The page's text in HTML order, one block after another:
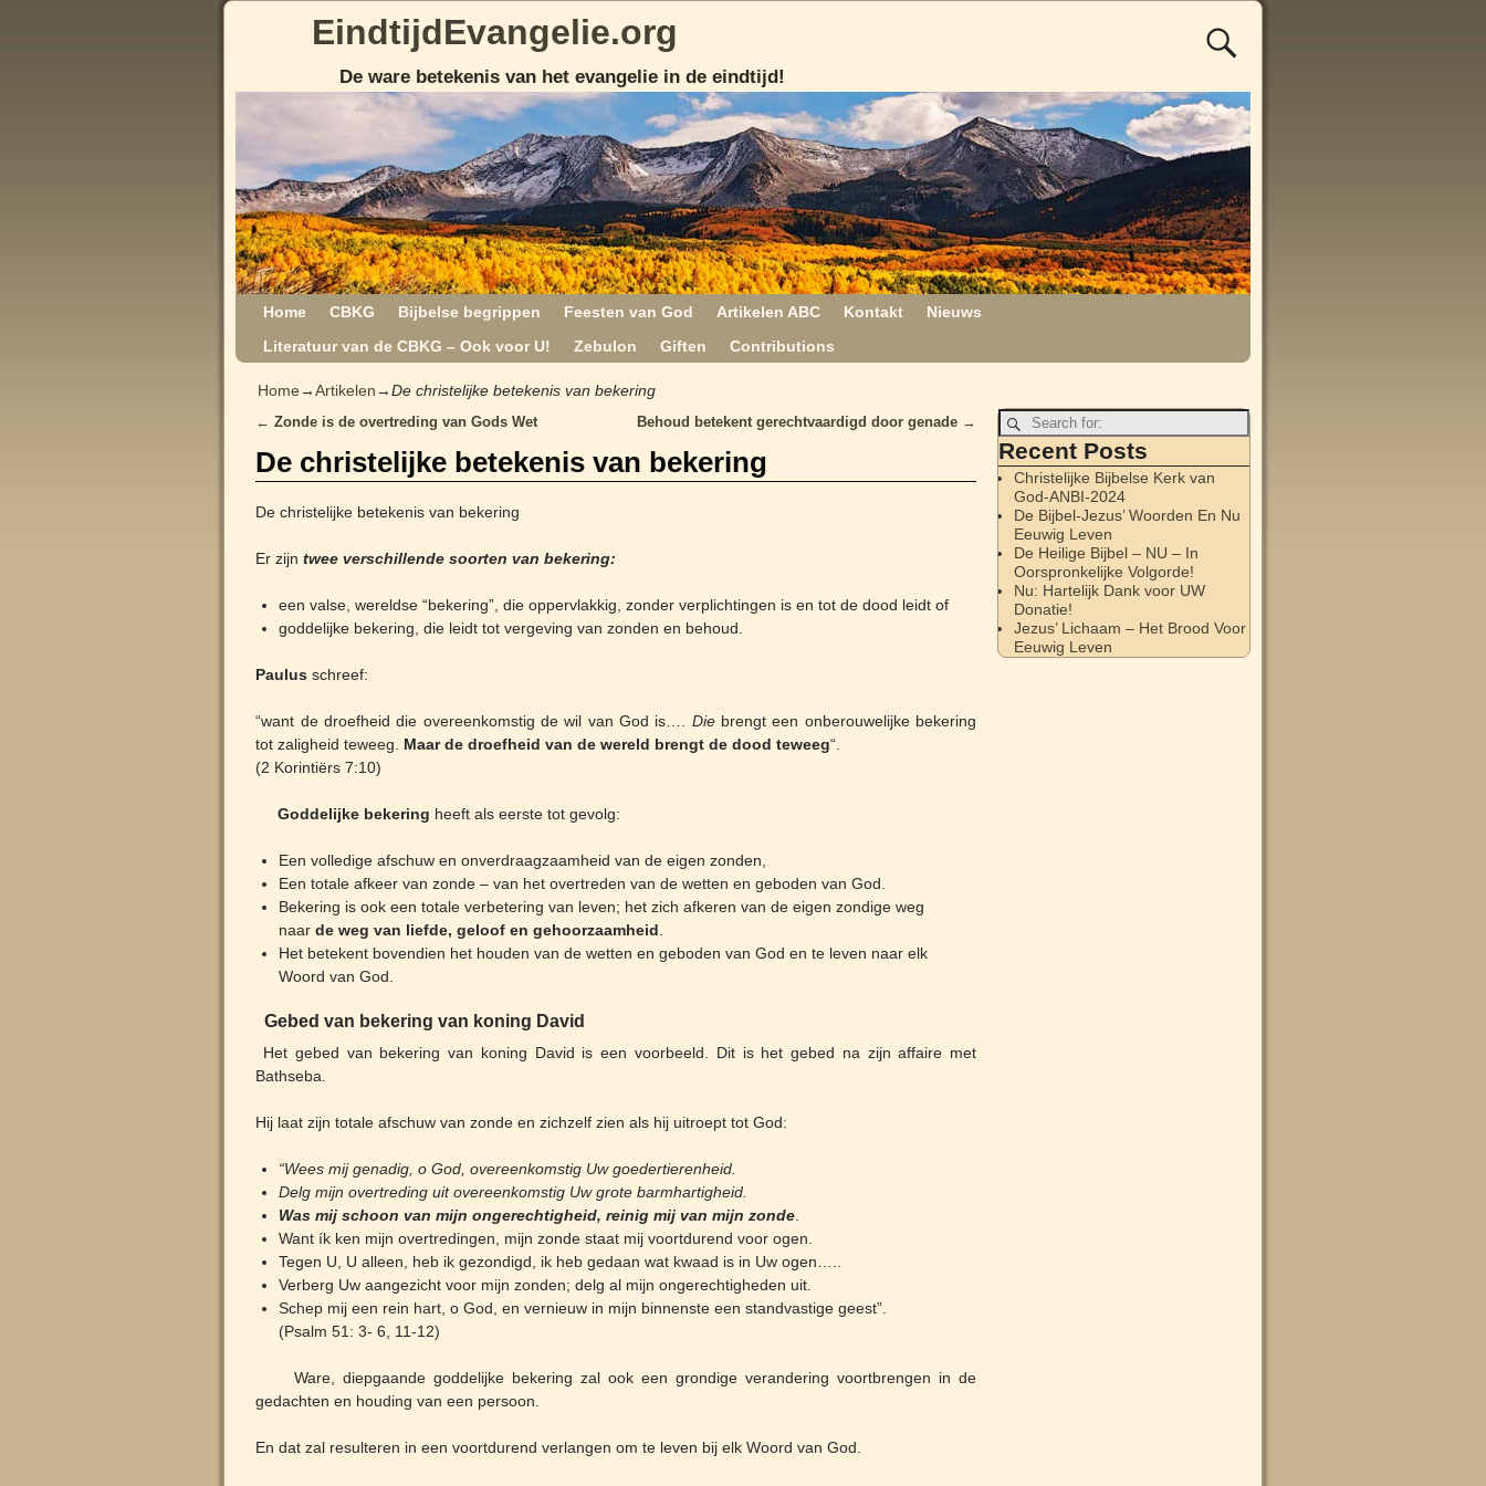
EindtijdEvangelie.org
De ware betekenis van het evangelie in de eindtijd!
Home CBKG Bijbelse begrippen Feesten van God Artikelen ABC Kontakt
Nieuws
Literatuur van de CBKG – Ook voor U!
Zebulon Giften Contributions
Home→Artikelen→De christelijke betekenis van bekering
← Zonde is de overtreding van Gods Wet Behoud betekent gerechtvaardigd door genade →
De christelijke betekenis van bekering
De christelijke betekenis van bekering
Er zijntwee verschillende soorten van bekering:
een valse, wereldse “bekering”, die oppervlakkig, zonder verplichtingen is en tot de dood leidt of
goddelijke bekering, die leidt tot vergeving van zonden en behoud.
Paulus schreef:
“want de droefheid die overeenkomstig de wil van God is…. Diebrengt een onberouwelijke bekering
tot zaligheid teweeg. Maar de droefheid van de wereld brengt de dood teweeg“.
(2 Korintiërs 7:10)
Goddelijke bekering heeft als eerste tot gevolg:
Een volledige afschuw en onverdraagzaamheid van de eigen zonden,
Een totale afkeer van zonde – van het overtreden van de wetten en geboden van God.
Bekering is ook een totale verbetering van leven; het zich afkeren van de eigen zondige weg
naarde weg van liefde, geloof en gehoorzaamheid.
Het betekent bovendien het houden van de wetten en geboden van God en te leven naar elk
Woord van God.
Gebed van bekering van koning David
Het gebed van bekering van koning David is een voorbeeld. Dit is het gebed na zijn affaire met
Bathseba.
Hij laat zijn totale afschuw van zonde en zichzelf zien als hij uitroept tot God:
“Wees mij genadig, o God, overeenkomstig Uw goedertierenheid.
Delg mijn overtreding uit overeenkomstig Uw grote barmhartigheid.
Was mij schoon van mijn ongerechtigheid, reinig mij van mijn zonde.
Want ík ken mijn overtredingen, mijn zonde staat mij voortdurend voor ogen.
Tegen U, U alleen, heb ik gezondigd, ik heb gedaan wat kwaad is in Uw ogen…..
Verberg Uw aangezicht voor mijn zonden; delg al mijn ongerechtigheden uit.
Schep mij een rein hart, o God, en vernieuw in mijn binnenste een standvastige geest”.
(Psalm 51: 3- 6, 11-12)
Ware, diepgaande goddelijke bekering zal ook een grondige verandering voortbrengen in de
gedachten en houding van een persoon.
En dat zal resulteren in een voortdurend verlangen om te leven bij elk Woord van God.
Recent Posts
Christelijke Bijbelse Kerk van
God-ANBI-2024
De Bijbel-Jezus’ Woorden En Nu
Eeuwig Leven
De Heilige Bijbel – NU – In
Oorspronkelijke Volgorde!
Nu: Hartelijk Dank voor UW
Donatie!
Jezus’ Lichaam – Het Brood Voor
Eeuwig Leven